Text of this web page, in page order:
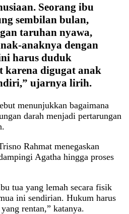
Seorang ibu
sembilan bulan,
taruhan nyawa,
anaknya dengan
harus duduk
karena digugat anak
ujarnya lirih.
menunjukkan bagaimana
darah menjadi pertarungan
Rahmat menegaskan
Agatha hingga proses
tua yang lemah secara fisik
ini sendirian. Hukum harus
rentan,” katanya.